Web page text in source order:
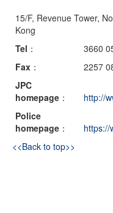
15/F, Revenue Tower,
Kong
Tel ：
3660
Fax ：
2257
JPC
homepage ：
http://
Police
homepage ：
https://
<<Back to top>>